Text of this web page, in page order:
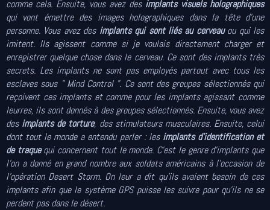
comme cela. Ensuite, vous avez des implants visuels holographiques
qui vont émettre des images holographiques dans la tête d'une
personne. Vous avez des implants qui sont liés au cerveauou qui les
imitent. Ils agissent comme si je voulais directement charger et
enregistrer quelque chose dans le cerveau. Ce sont des implants très
secrets. Les implants ne sont pas employés partout avec tous les
esclaves sous " Mind Control ". Ce sont des groupes sélectionnés qui
reçoivent ces implants et comme pour les implants agissant comme
leurres, ils sont donnés à des groupes sélectionnés. Ensuite, vous avez
des implants de torture, des stimulateurs musculaires. Ensuite, celui
dont tout le monde a entendu parler : les implants d'identification et
de traquequi concernent tout le monde. C'est le genre d'implants que
l'on a donné en grand nombre aux soldats américains à l'occasion de
l'opération Desert Storm. On leur a dit qu'ils avaient besoin de ces
implants afin que le système GPS puisse les suivre pour qu'ils ne se
perdent pas dans le désert.